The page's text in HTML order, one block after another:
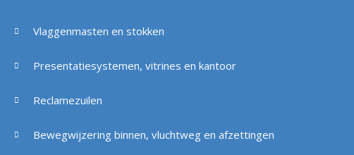
Vlaggenmasten en stokken
Presentatiesystemen, vitrines en kantoor
Reclamezuilen
Bewegwijzering binnen, vluchtweg en afzettingen